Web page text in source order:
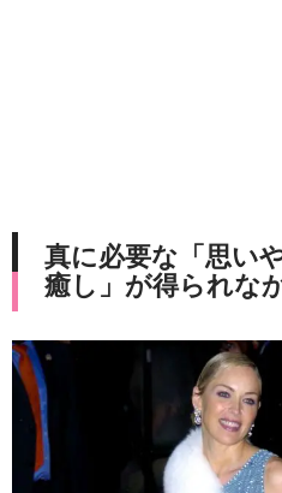
真に必要な「思い
癒し」が得られな